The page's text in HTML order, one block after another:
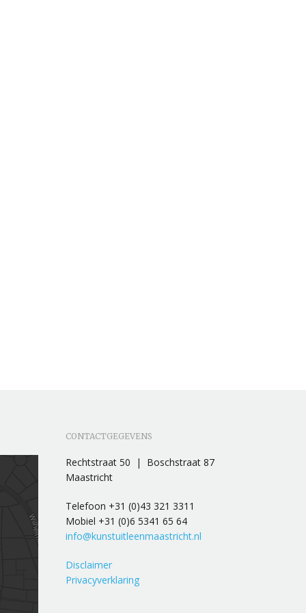
CONTACTGEGEVENS
Rechtstraat 50 | Boschstraat 87
Maastricht
Telefoon +31 (0)43 321 3311
Mobiel +31 (0)6 5341 65 64
info@kunstuitleenmaastricht.nl
Disclaimer
Privacyverklaring